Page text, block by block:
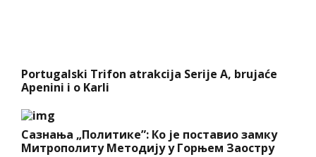
Portugalski Trifon atrakcija Serije A, brujaće
Apenini i o Karli
Сазнања „Политике”: Ко је поставио замку
Митрополиту Методију у Горњем Заостру